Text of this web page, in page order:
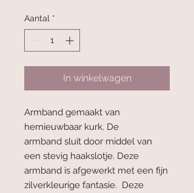
Aantal *
In winkelwagen
Armband gemaakt van
hernieuwbaar kurk. De
armband sluit door middel van
een stevig haakslotje. Deze
armband is afgewerkt met een fijn
zilverkleurige fantasie. Deze